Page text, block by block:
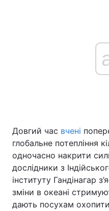
Головна
Україна
Економіка
Спорт
Довгий час вчені
глобальне потепління
одночасно накрити
дослідники з
інституту Гандінагар
зміни в океані
дають посухам